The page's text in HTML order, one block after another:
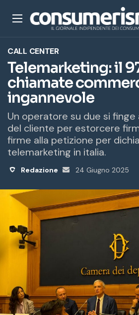
Menu
CALL CENTER
Telemarketing: il
chiamate
ingannevole
Un operatore su due si
del cliente per estorcere
firme alla petizione per
telemarketing in italia.
Redazione
Invia
24 Giugno 2025